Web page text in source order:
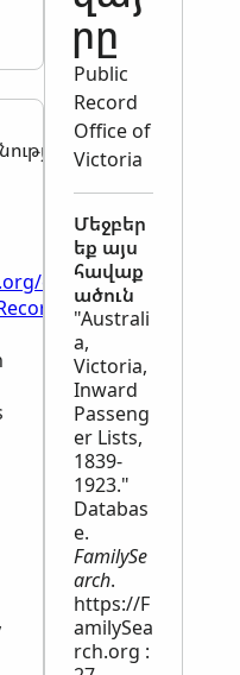
en/wiki/
րը
Public
Record
Office of
Victoria
Մեջբեր
եք այս
հավաք
ածուն
"Australi
a,
Victoria,
Inward
Passeng
er Lists,
1839-
1923."
Databas
e.
FamilySe
arch.
https://F
amilySea
rch.org :